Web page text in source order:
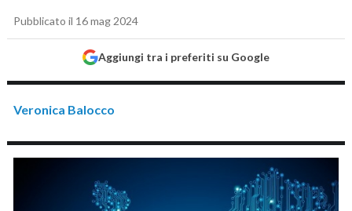
Pubblicato il 16 mag 2024
Aggiungi tra i preferiti su Google
Veronica Balocco